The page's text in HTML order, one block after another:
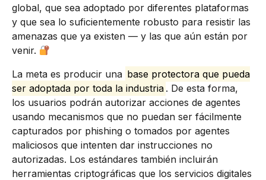
global, que sea adoptado por diferentes plataformas
y que sea lo suficientemente robusto para resistir las
amenazas que ya existen — y las que aún están por
venir.
La meta es producir una base protectora que pueda
ser adoptada por toda la industria . De esta forma,
los usuarios podrán autorizar acciones de agentes
usando mecanismos que no puedan ser fácilmente
capturados por phishing o tomados por agentes
maliciosos que intenten dar instrucciones no
autorizadas. Los estándares también incluirán
herramientas criptográficas que los servicios digitales